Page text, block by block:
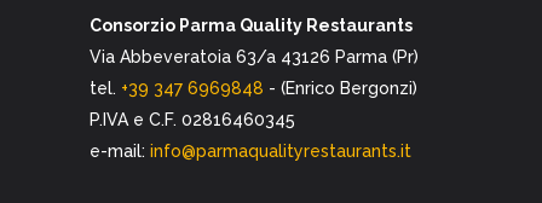
Consorzio Parma Quality Restaurants
Via Abbeveratoia 63/a 43126 Parma (Pr)
tel. +39 347 6969848 - (Enrico Bergonzi)
P.IVA e C.F. 02816460345
e-mail: info@parmaqualityrestaurants.it